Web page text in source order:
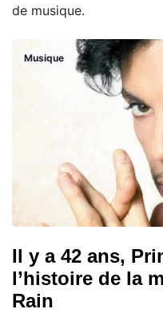
de musique.
Musique
Il y a 42 ans,
l’histoire de la
Rain